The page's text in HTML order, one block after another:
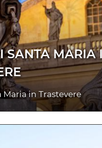
SANTA MARIA
Maria in Trastevere